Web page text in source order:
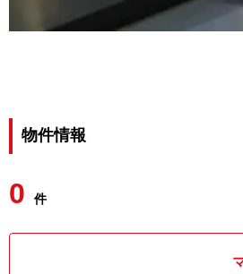
物件情報
0 件